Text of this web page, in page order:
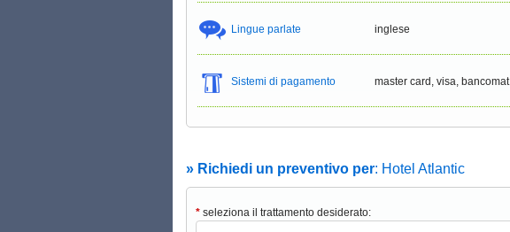
Lingue parlate inglese
Sistemi di pagamento master card, visa, bancomat
» Richiedi un preventivo per: Hotel Atlantic
*seleziona il trattamento desiderato: